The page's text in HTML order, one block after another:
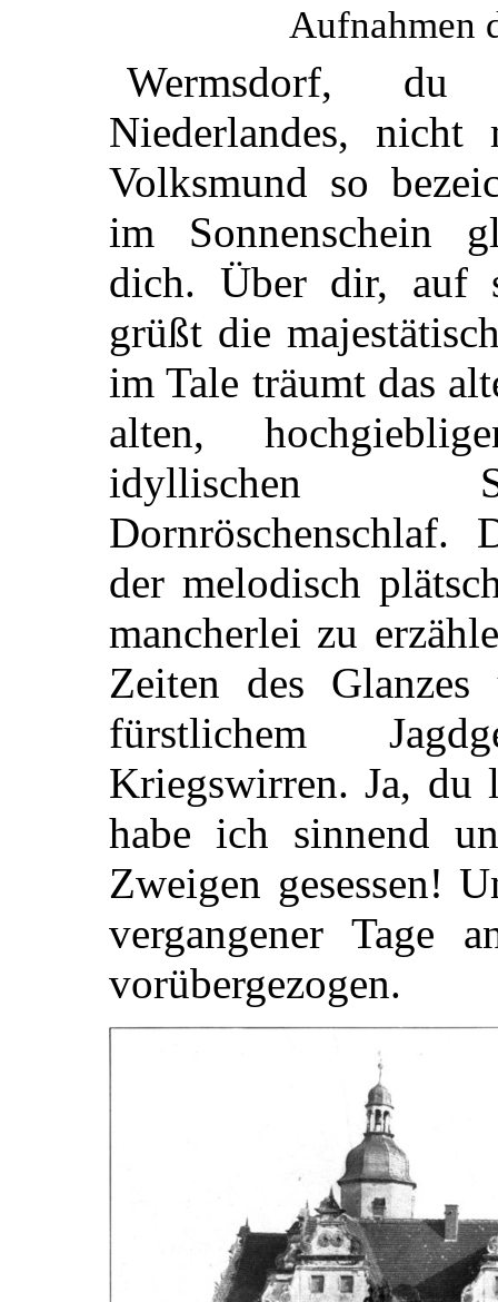
Aufnahmen
Wermsdorf, du
Niederlandes,
Volksmund so
im Sonnenschein
dich. Über dir, auf
grüßt die
im Tale träumt das
alten,
idyllischen
der melodisch
mancherlei zu
Zeiten des
fürstlichem
Kriegswirren. Ja,
habe ich sinnend
Zweigen gesessen!
vergangener Tage
vorübergezogen.